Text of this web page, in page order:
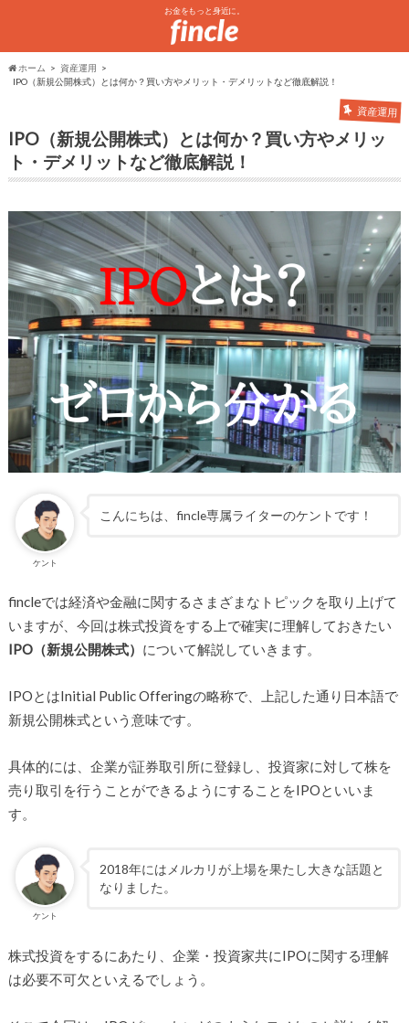
お金をもっと身近に。
ホーム
資産運用
IPO（新規公開株式）とは何か？買い方やメリット・デメリットなど徹底解説！
資産運用
IPO（新規公開株式）とは何か？買い方やメリッ
ト・デメリットなど徹底解説！
ケント
こんにちは、fincle専属ライターのケントです！
fincleでは経済や金融に関するさまざまなトピックを取り上げて
いますが、今回は株式投資をする上で確実に理解しておきたい
IPO（新規公開株式） について解説していきます。
IPOとはInitial Public Offeringの略称で、上記した通り日本語で
新規公開株式という意味です。
具体的には、企業が証券取引所に登録し、投資家に対して株を
売り取引を行うことができるようにすることをIPOといいま
す。
ケント
2018年にはメルカリが上場を果たし大きな話題と
なりました。
株式投資をするにあたり、企業・投資家共にIPOに関する理解
は必要不可欠といえるでしょう。